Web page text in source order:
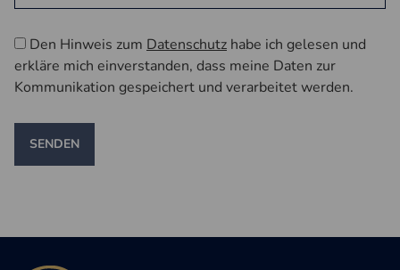
Den Hinweis zum Datenschutz habe ich gelesen und
erkläre mich einverstanden, dass meine Daten zur
Kommunikation gespeichert und verarbeitet werden.
SENDEN